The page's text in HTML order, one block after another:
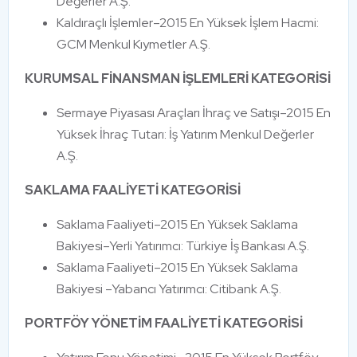
Kaldıraçlı İşlemler–2015 En Yüksek İşlem Hacmi:
GCM Menkul Kıymetler A.Ş.
KURUMSAL FİNANSMAN İŞLEMLERİ KATEGORİSİ
Sermaye Piyasası Araçları İhraç ve Satışı–2015 En
Yüksek İhraç Tutarı: İş Yatırım Menkul Değerler
A.Ş.
SAKLAMA FAALİYETİ KATEGORİSİ
Saklama Faaliyeti–2015 En Yüksek Saklama
Bakiyesi–Yerli Yatırımcı: Türkiye İş Bankası A.Ş.
Saklama Faaliyeti–2015 En Yüksek Saklama
Bakiyesi –Yabancı Yatırımcı: Citibank A.Ş.
PORTFÖY YÖNETİM FAALİYETİ KATEGORİSİ